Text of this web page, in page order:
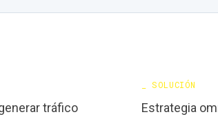
tráfico
_SOLUCIÓN
Estrategia